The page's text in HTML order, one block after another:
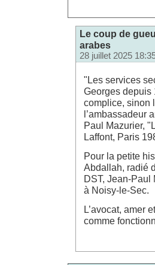
Le coup de
arabes
28 juillet 2025
"Les services
Georges depuis
complice, sinon
l’ambassadeur
Paul Mazurier,
Laffont, Paris
Pour la petite
Abdallah, radié
DST, Jean-Paul
à Noisy-le-Sec.
L’avocat, amer
comme